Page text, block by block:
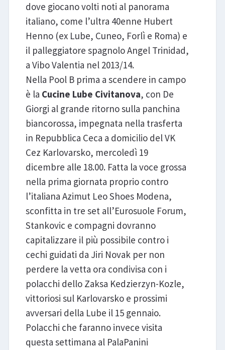
dove giocano volti noti al panorama
italiano, come l’ultra 40enne Hubert
Henno (ex Lube, Cuneo, Forlì e Roma) e
il palleggiatore spagnolo Angel Trinidad,
a Vibo Valentia nel 2013/14.
Nella Pool B prima a scendere in campo
è la Cucine Lube Civitanova, con De
Giorgi al grande ritorno sulla panchina
biancorossa, impegnata nella trasferta
in Repubblica Ceca a domicilio del VK
Cez Karlovarsko, mercoledì 19
dicembre alle 18.00. Fatta la voce grossa
nella prima giornata proprio contro
l’italiana Azimut Leo Shoes Modena,
sconfitta in tre set all’Eurosuole Forum,
Stankovic e compagni dovranno
capitalizzare il più possibile contro i
cechi guidati da Jiri Novak per non
perdere la vetta ora condivisa con i
polacchi dello Zaksa Kedzierzyn-Kozle,
vittoriosi sul Karlovarsko e prossimi
avversari della Lube il 15 gennaio.
Polacchi che faranno invece visita
questa settimana al PalaPanini